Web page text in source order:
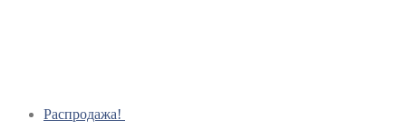
Распродажа!